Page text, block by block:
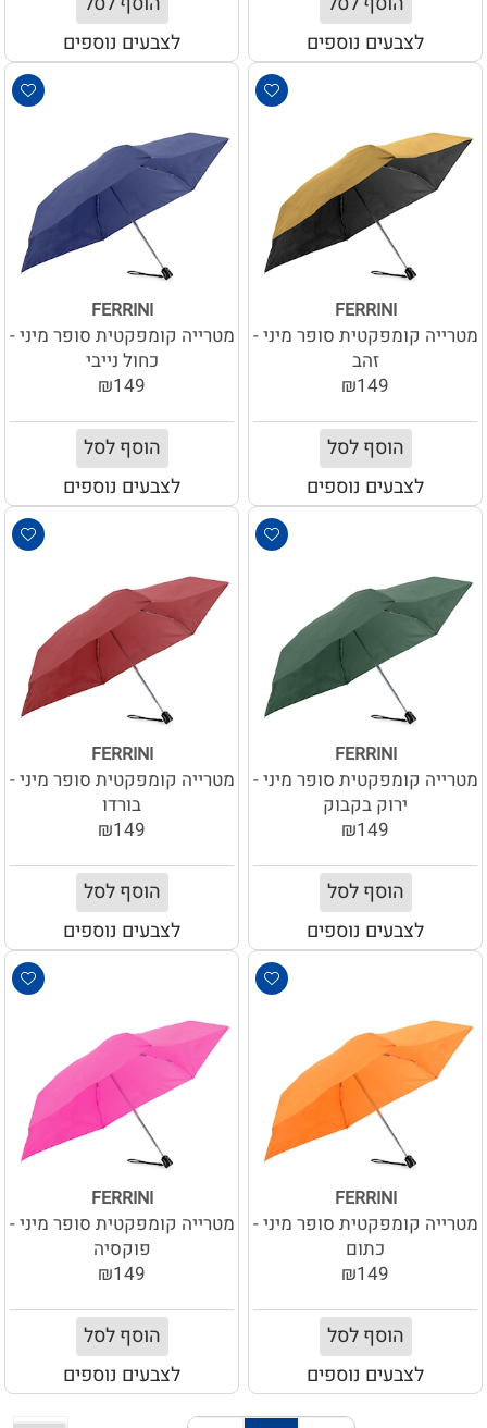
לצבעים נוספים
לצבעים נוספים
FERRINI
מטרייה קומפקטית סופר מיני -
זהב
₪149
הוסף לסל
לצבעים נוספים
FERRINI
מטרייה קומפקטית סופר מיני -
כחול נייבי
₪149
הוסף לסל
לצבעים נוספים
FERRINI
מטרייה קומפקטית סופר מיני -
ירוק בקבוק
₪149
הוסף לסל
לצבעים נוספים
FERRINI
מטרייה קומפקטית סופר מיני -
בורדו
₪149
הוסף לסל
לצבעים נוספים
FERRINI
מטרייה קומפקטית סופר מיני -
כתום
₪149
הוסף לסל
לצבעים נוספים
FERRINI
מטרייה קומפקטית סופר מיני -
פוקסיה
₪149
הוסף לסל
לצבעים נוספים